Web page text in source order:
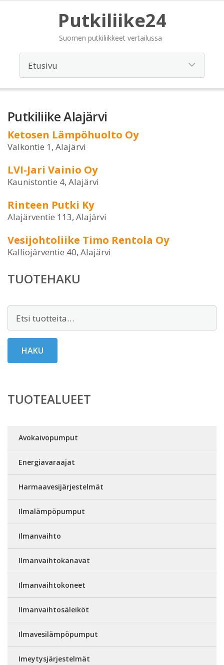
Putkiliike24
Suomen putkiliikkeet vertailussa
Putkiliike Alajärvi
Ketosen Lämpöhuolto Oy
Valkontie 1, Alajärvi
LVI-Jari Vainio Oy
Kaunistontie 4, Alajärvi
Rinteen Putki Ky
Alajärventie 113, Alajärvi
Vesijohtoliike Timo Rentola Oy
Kalliojärventie 40, Alajärvi
TUOTEHAKU
HAKU
TUOTEALUEET
Avokaivopumput
Energiavaraajat
Harmaavesijärjestelmät
Ilmalämpöpumput
Ilmanvaihto
Ilmanvaihtokanavat
Ilmanvaihtokoneet
Ilmanvaihtosäleiköt
Ilmavesilämpöpumput
Imeytysjärjestelmät